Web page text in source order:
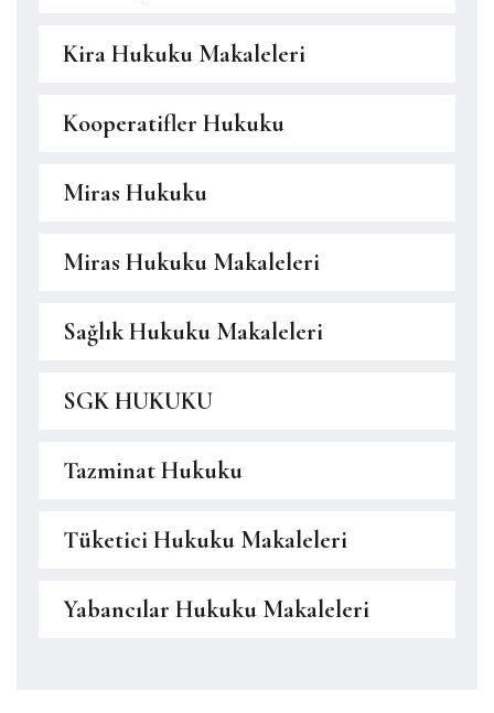
Kira Hukuku Makaleleri
Kooperatifler Hukuku
Miras Hukuku
Miras Hukuku Makaleleri
Sağlık Hukuku Makaleleri
SGK HUKUKU
Tazminat Hukuku
Tüketici Hukuku Makaleleri
Yabancılar Hukuku Makaleleri